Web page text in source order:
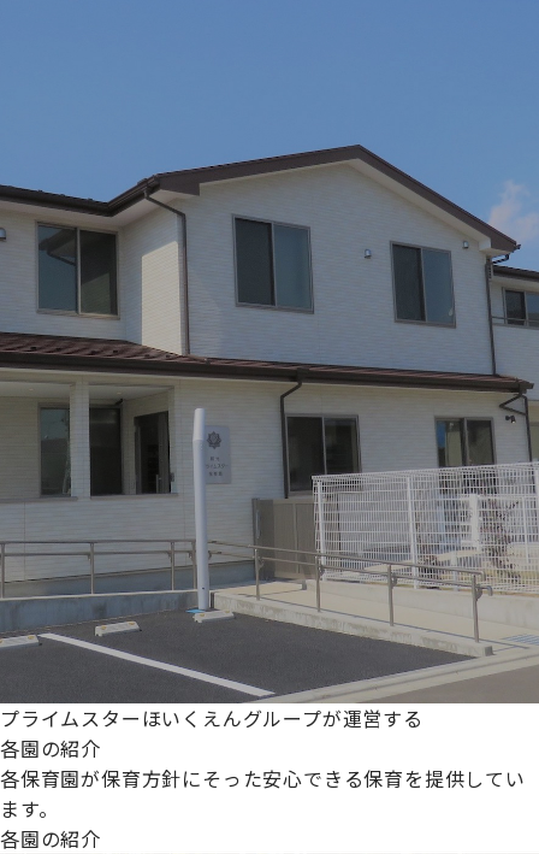
プライムスターほいくえんグループが運営する
各園の紹介
各保育園が保育方針にそった安心できる保育を提供してい
ます。
各園の紹介